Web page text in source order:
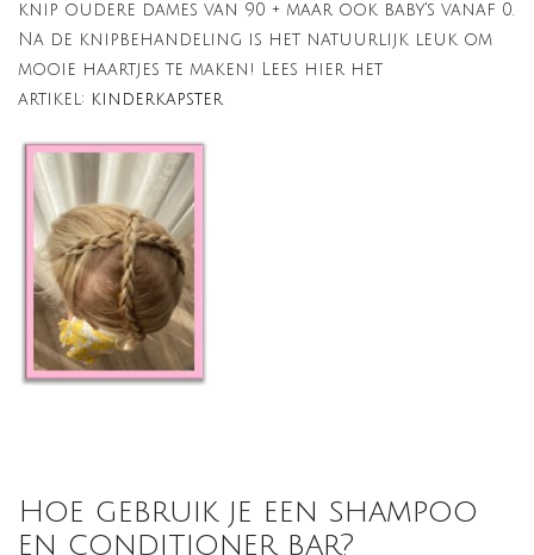
knip oudere dames van 90 + maar ook baby's vanaf 0.
Na de knipbehandeling is het natuurlijk leuk om
mooie haartjes te maken! Lees hier het
artikel: kinderkapster
Hoe gebruik je een shampoo
en conditioner bar?